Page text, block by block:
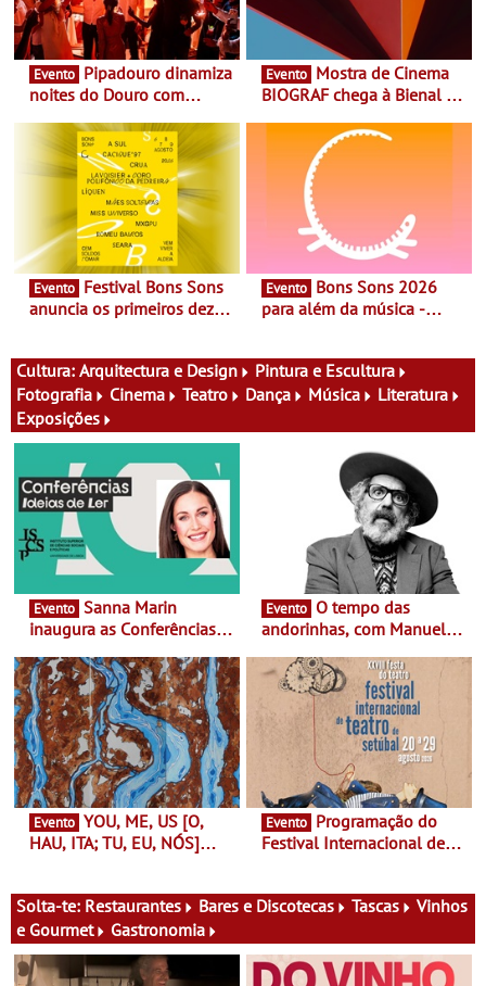
Evento
noites do Douro com
vinho, gastronomia e
música
Evento
BIOGRAF chega à Bienal de
Documentário, ensaio
fílmico e práticas artísticas
Evento
anuncia os primeiros dez
Evento
para além da música -
atividades para toda a
família e muito mais
Cultura: Arquitectura e Design
Pintura e Escultura
Fotografia
Cinema Teatro Dança Música
Literatura
Exposições
Evento
inaugura as Conferências
Antiga primeira-ministra da
Finlândia é a convidada da
primeira edição do novo
ciclo de debates dedicado
aos grandes temas do
nosso tempo
Evento
andorinhas, com Manuel
Atum - Concerto
performance na MAAT
Gallery a 3 de Setembro,
Evento
HAU, ITA; TU, EU, NÓS]
13 de Dezembro
Evento
Festival Internacional de
29 de Agosto
Solta-te: Restaurantes Bares e Discotecas Tascas
Vinhos
e Gourmet
Gastronomia